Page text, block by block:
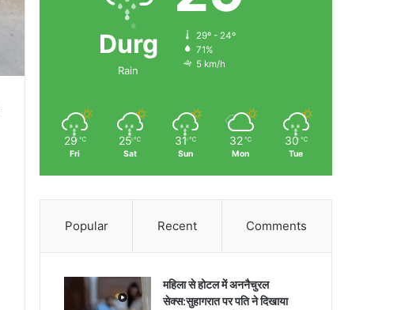
Durg
Rain
29º - 24º
71%
5 km/h
29 ℃
Fri
25 ℃
Sat
31 ℃
Sun
32 ℃
Mon
30 ℃
Tue
Popular Recent Comments
महिला से होटल में अननैचुरल
सेक्स:सुहागरात पर पति ने दिखाया